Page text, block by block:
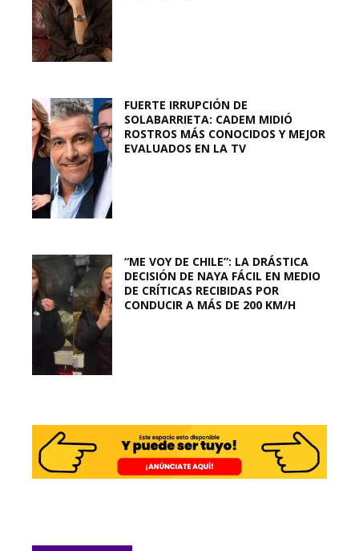
FUERTE IRRUPCIÓN DE
SOLABARRIETA: CADEM MIDIÓ
ROSTROS MÁS CONOCIDOS Y MEJOR
EVALUADOS EN LA TV
“ME VOY DE CHILE”: LA DRÁSTICA
DECISIÓN DE NAYA FÁCIL EN MEDIO
DE CRÍTICAS RECIBIDAS POR
CONDUCIR A MÁS DE 200 KM/H